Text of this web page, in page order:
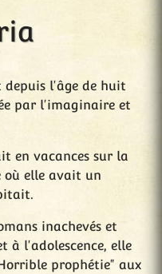
l'âge de huit
par l'imaginaire et
en vacances sur la
où elle avait un
inachevés et
à l'adolescence, elle
prophétie" aux